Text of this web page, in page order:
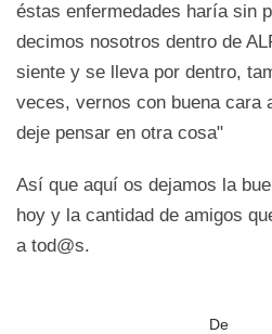
éstas enfermedades haría sin
decimos nosotros dentro de
siente y se lleva por dentro,
veces, vernos con buena cara
deje pensar en otra cosa"
Así que aquí os dejamos la
hoy y la cantidad de amigos
a tod@s.
De